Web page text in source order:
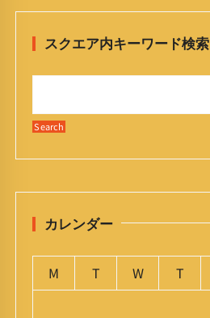
スクエア内キーワード検索
カレンダー
M T W T